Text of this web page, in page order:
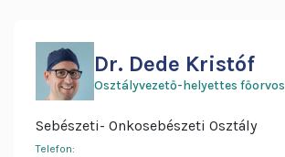
Dr. Dede Kristóf
Osztályvezető-helyettes főorvos
Sebészeti- Onkosebészeti Osztály
Telefon: